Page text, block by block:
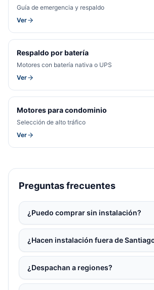
Guía de emergencia y respaldo
Ver
Respaldo por batería
Motores con batería nativa o UPS
Ver
Motores para condominio
Selección de alto tráfico
Ver
Preguntas frecuentes
¿Puedo comprar sin instalación?
¿Hacen instalación fuera de
¿Despachan a regiones?